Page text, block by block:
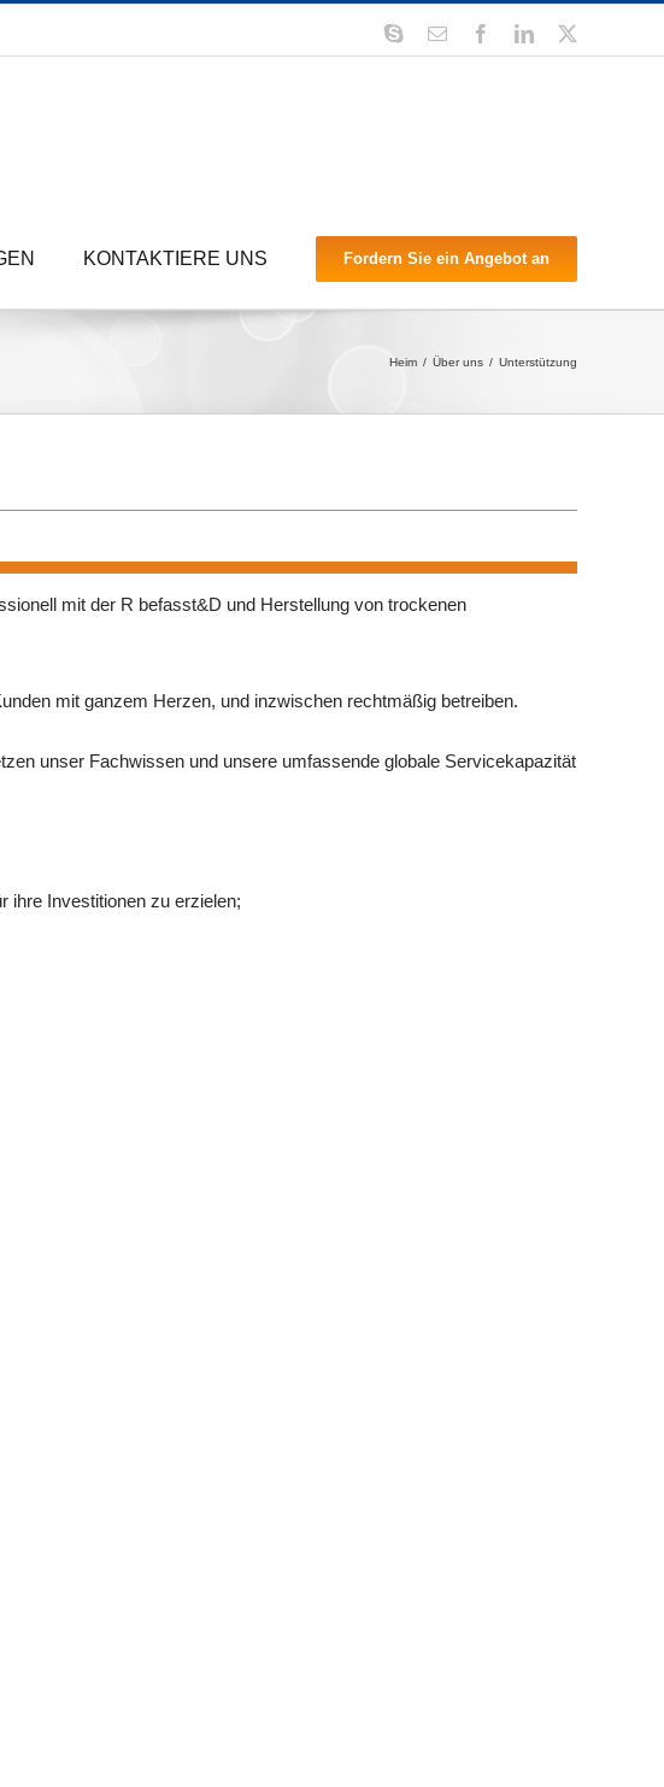
SkypeEmail FacebookLinkedIn
KONTAKTIERE UNS Fordern Sie ein Angebot an
Heim Über uns Unterstützung
mit der R befasst&D und Herstellung von trockenen
mit ganzem Herzen, und inzwischen rechtmäßig betreiben.
unser Fachwissen und unsere umfassende globale Servicekapazität
ihre Investitionen zu erzielen;